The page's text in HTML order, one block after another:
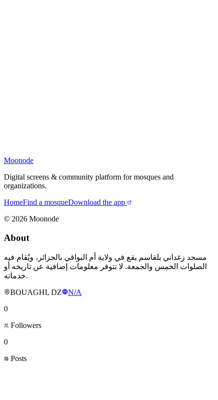
Moonode
Digital screens & community platform for mosques and
organizations.
HomeFind a mosqueDownload the app
© 2026 Moonode
About
مسجد زغداني بلقاسم يقع في ولاية أم البواقي بالجزائر، ويُقام فيه
الصلوات الخمس والجمعة. لا تتوفر معلومات إضافية عن تاريخه أو
خدماته.
BOUAGHI, DZ
N/A
0
Followers
0
Posts